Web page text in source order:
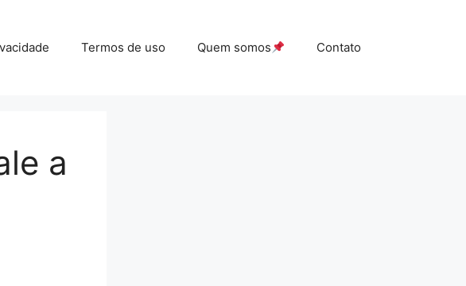
Termos de uso Quem somos Contato
a